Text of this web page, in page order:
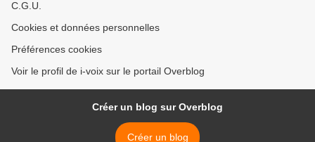
C.G.U.
Cookies et données personnelles
Préférences cookies
Voir le profil de i-voix sur le portail Overblog
Créer un blog sur Overblog
Créer un blog